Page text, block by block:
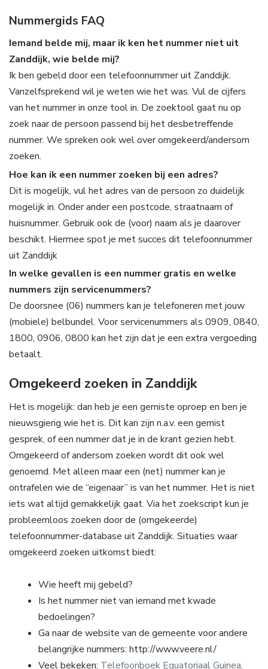
Nummergids FAQ
Iemand belde mij, maar ik ken het nummer niet uit
Zanddijk, wie belde mij?
Ik ben gebeld door een telefoonnummer uit Zanddijk.
Vanzelfsprekend wil je weten wie het was. Vul de cijfers
van het nummer in onze tool in. De zoektool gaat nu op
zoek naar de persoon passend bij het desbetreffende
nummer. We spreken ook wel over omgekeerd/andersom
zoeken.
Hoe kan ik een nummer zoeken bij een adres?
Dit is mogelijk, vul het adres van de persoon zo duidelijk
mogelijk in. Onder ander een postcode, straatnaam of
huisnummer. Gebruik ook de (voor) naam als je daarover
beschikt. Hiermee spot je met succes dit telefoonnummer
uit Zanddijk
In welke gevallen is een nummer gratis en welke
nummers zijn servicenummers?
De doorsnee (06) nummers kan je telefoneren met jouw
(mobiele) belbundel. Voor servicenummers als 0909, 0840,
1800, 0906, 0800 kan het zijn dat je een extra vergoeding
betaalt.
Omgekeerd zoeken in Zanddijk
Het is mogelijk: dan heb je een gemiste oproep en ben je
nieuwsgierig wie het is. Dit kan zijn n.a.v. een gemist
gesprek, of een nummer dat je in de krant gezien hebt.
Omgekeerd of andersom zoeken wordt dit ook wel
genoemd. Met alleen maar een (net) nummer kan je
ontrafelen wie de “eigenaar” is van het nummer. Het is niet
iets wat altijd gemakkelijk gaat. Via het zoekscript kun je
probleemloos zoeken door de (omgekeerde)
telefoonnummer-database uit Zanddijk. Situaties waar
omgekeerd zoeken uitkomst biedt:
Wie heeft mij gebeld?
Is het nummer niet van iemand met kwade
bedoelingen?
Ga naar de website van de gemeente voor andere
belangrijke nummers: http://www.veere.nl/
Veel bekeken: Telefoonboek Equatoriaal Guinea.